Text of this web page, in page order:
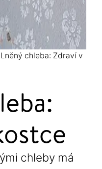
Lněný chleba: Zdraví v
chleby má